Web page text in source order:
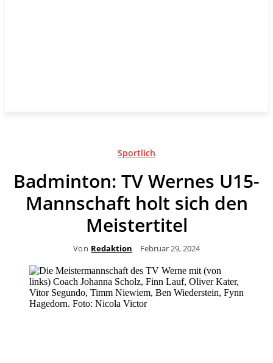
Sportlich
Badminton: TV Wernes U15-
Mannschaft holt sich den
Meistertitel
Von Redaktion Februar 29, 2024